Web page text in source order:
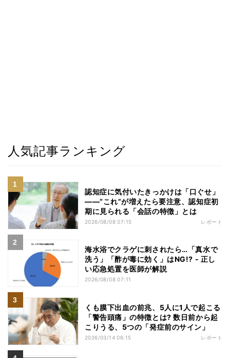
人気記事ランキング
認知症に気付いたきっかけは「口ぐせ」
――“これ”が増えたら要注意、認知症初
期に見られる「会話の特徴」とは
2026/08/08 07:15 レポート
海水浴でクラゲに刺されたら…「真水で
洗う」「酢が毒に効く」はNG!? - 正し
い応急処置を医師が解説
2026/08/08 07:11
くも膜下出血の前兆、5人に1人で起こる
「警告頭痛」の特徴とは? 数日前から起
こりうる、5つの「発症前のサイン」
2026/03/14 06:15 レポート